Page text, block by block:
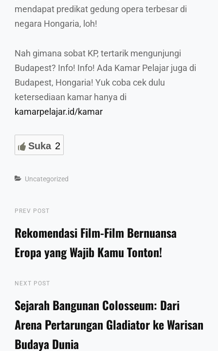
mendapat predikat gedung opera terbesar di
negara Hongaria, loh!
Nah gimana sobat KP, tertarik mengunjungi
Budapest? Info! Info! Ada Kamar Pelajar juga di
Budapest, Hongaria! Yuk coba cek dulu
ketersediaan kamar hanya di
kamarpelajar.id/kamar
Suka 2
Categories
Uncategorized
Post
navigation
Previous
Post
PREV POST
Rekomendasi Film-Film Bernuansa
Eropa yang Wajib Kamu Tonton!
Next
Post
NEXT POST
Sejarah Bangunan Colosseum: Dari
Arena Pertarungan Gladiator ke Warisan
Budaya Dunia